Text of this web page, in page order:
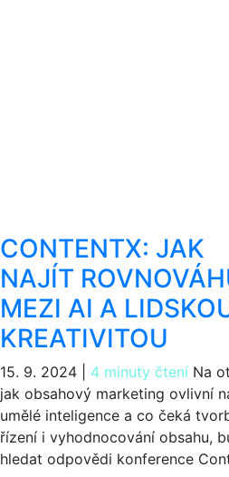
CONTENTX: JAK
NAJÍT
MEZI AI A
KREATIVITOU
15. 9. 2024 4 minuty čtení Na
jak obsahový marketing ovlivní
umělé inteligence a co čeká
řízení i vyhodnocování obsahu,
hledat odpovědi konference